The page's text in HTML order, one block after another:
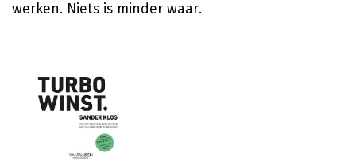
werken. Niets is minder waar.